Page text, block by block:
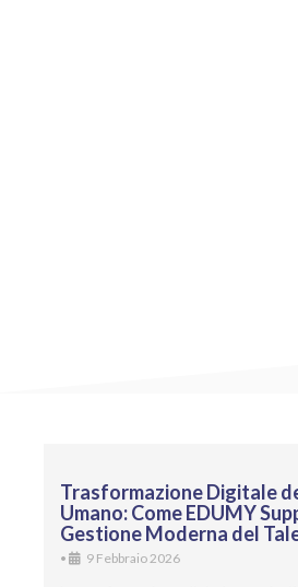
Trasformazione Digitale
Umano: Come EDUMY
Gestione Moderna del
• 9 Febbraio 2026